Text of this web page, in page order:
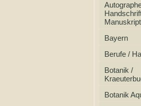
Bayern
Berufe /
Botanik /
Botanik